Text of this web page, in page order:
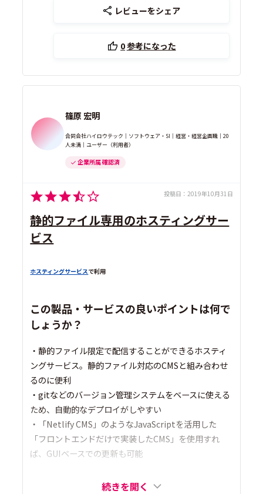
レビューをシェア
0参考になった
篠原 宏明
合同会社ハイロウテック｜ソフトウェア・SI｜経営・経営企画職｜20
人未満｜ユーザー（利用者）
企業所属 確認済
投稿日： 2019年10月31日
静的ファイル専用のホスティングサー
ビス
ホスティングサービスで利用
この製品・サービスの良いポイントは何で
しょうか？
・静的ファイル限定で配信することができるホスティ
ングサービス。静的ファイル対応のCMSと組み合わせ
るのに便利
・gitなどのバージョン管理システムをベースに使える
ため、自動的なデプロイがしやすい
・「Netlify CMS」のようなJavaScriptを活用した
「フロントエンドだけで実装したCMS」を使用すれ
ば、GUIベースでの更新も可能
続きを開く